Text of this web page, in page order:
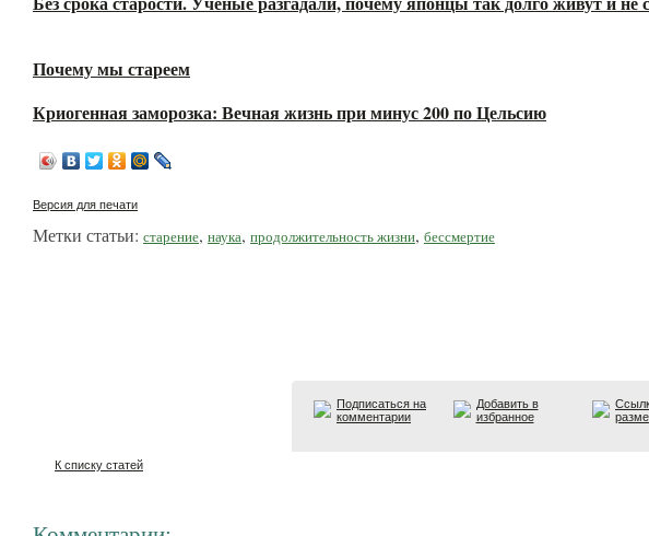
Почему мы стареем
Криогенная заморозка: Вечная жизнь при минус 200 по Цельсию
Версия для печати
Метки статьи: старение, наука, продолжительность жизни, бессмертие
Подписаться на
комментарии
Добавить в
избранное
К списку статей